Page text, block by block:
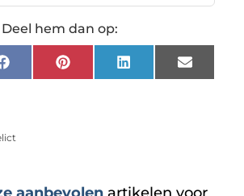
hem dan op:
FacebookPinterest LinkedIn Email